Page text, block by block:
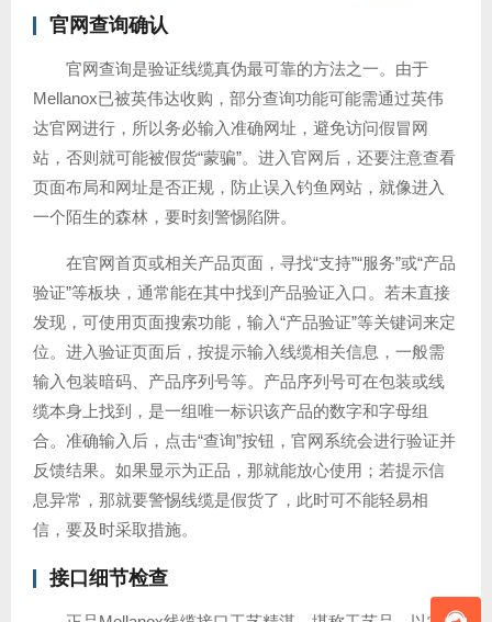
官网查询确认
官网查询是验证线缆真伪最可靠的方法之一。由于
Mellanox已被英伟达收购，部分查询功能可能需通过英伟
达官网进行，所以务必输入准确网址，避免访问假冒网
站，否则就可能被假货“蒙骗”。进入官网后，还要注意查看
页面布局和网址是否正规，防止误入钓鱼网站，就像进入
一个陌生的森林，要时刻警惕陷阱。
在官网首页或相关产品页面，寻找“支持”“服务”或“产品
验证”等板块，通常能在其中找到产品验证入口。若未直接
发现，可使用页面搜索功能，输入“产品验证”等关键词来定
位。进入验证页面后，按提示输入线缆相关信息，一般需
输入包装暗码、产品序列号等。产品序列号可在包装或线
缆本身上找到，是一组唯一标识该产品的数字和字母组
合。准确输入后，点击“查询”按钮，官网系统会进行验证并
反馈结果。如果显示为正品，那就能放心使用；若提示信
息异常，那就要警惕线缆是假货了，此时可不能轻易相
信，要及时采取措施。
接口细节检查